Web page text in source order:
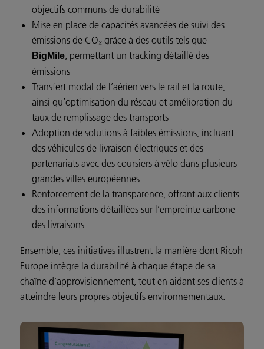
objectifs communs de durabilité
Mise en place de capacités avancées de suivi des
émissions de CO₂ grâce à des outils tels que
BigMile , permettant un tracking détaillé des
émissions
Transfert modal de l’aérien vers le rail et la route,
ainsi qu’optimisation du réseau et amélioration du
taux de remplissage des transports
Adoption de solutions à faibles émissions, incluant
des véhicules de livraison électriques et des
partenariats avec des coursiers à vélo dans plusieurs
grandes villes européennes
Renforcement de la transparence, offrant aux clients
des informations détaillées sur l’empreinte carbone
des livraisons
Ensemble, ces initiatives illustrent la manière dont Ricoh
Europe intègre la durabilité à chaque étape de sa
chaîne d’approvisionnement, tout en aidant ses clients à
atteindre leurs propres objectifs environnementaux.